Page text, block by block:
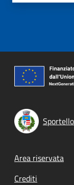
Footer
Area riservata
Crediti